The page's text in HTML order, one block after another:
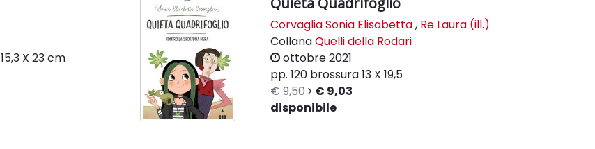
15,3 X 23 cm
Corvaglia Sonia Elisabetta, Re Laura (ill.)
CollanaQuelli della Rodari
ottobre 2021
pp. 120 brossura13 X 19,5
€ 9,50
€ 9,03
disponibile